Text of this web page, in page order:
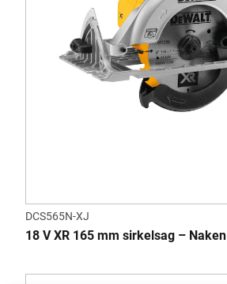
DCS565N-XJ
18 V XR 165 mm sirkelsag – Naken